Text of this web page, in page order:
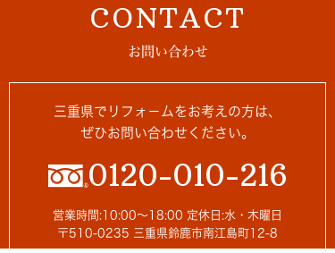
CONTACT
お問い合わせ
三重県でリフォ－ムをお考えの方は、
ぜひお問い合わせください。
0120-010-216
営業時間:10:00～18:00 定休日:水・木曜日
〒510-0235 三重県鈴鹿市南江島町12-8